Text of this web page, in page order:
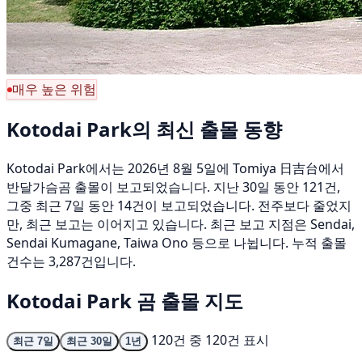
매우 높은 위험
Kotodai Park의 최신 출몰 동향
Kotodai Park에서는 2026년 8월 5일에 Tomiya 日吉台에서
반달가슴곰 출몰이 보고되었습니다. 지난 30일 동안 121건,
그중 최근 7일 동안 14건이 보고되었습니다. 전주보다 줄었지
만, 최근 보고는 이어지고 있습니다. 최근 보고 지점은 Sendai,
Sendai Kumagane, Taiwa Ono 등으로 나뉩니다. 누적 출몰
건수는 3,287건입니다.
Kotodai Park 곰 출몰 지도
최근 7일 최근 30일 1년
120건 중 120건 표시